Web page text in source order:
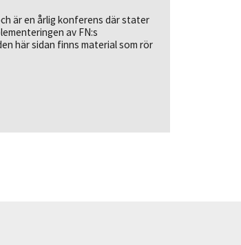
är en årlig konferens där stater
av FN:s
här sidan finns material som rör